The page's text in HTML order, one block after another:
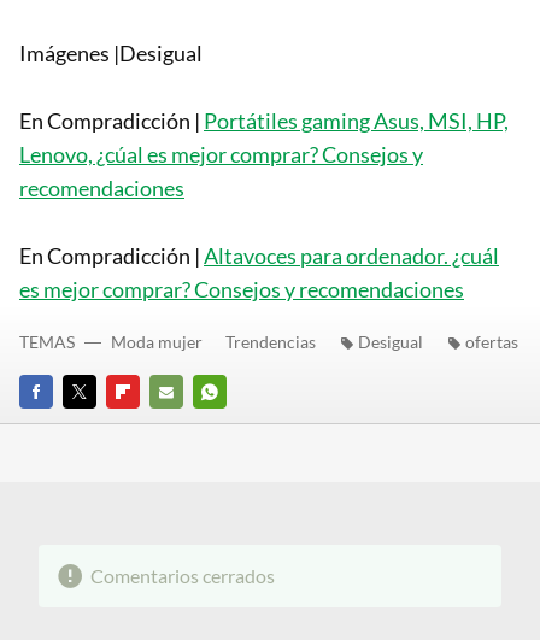
Imágenes |Desigual
En Compradicción | Portátiles gaming Asus, MSI, HP,
Lenovo, ¿cúal es mejor comprar? Consejos y
recomendaciones
En Compradicción |Altavoces para ordenador. ¿cuál
es mejor comprar? Consejos y recomendaciones
FACEBOOK
TWITTERFLIPBOARD
E-
WHATSAPP
TEMAS Moda mujer Trendencias Desigual ofertas
Comentarios cerrados